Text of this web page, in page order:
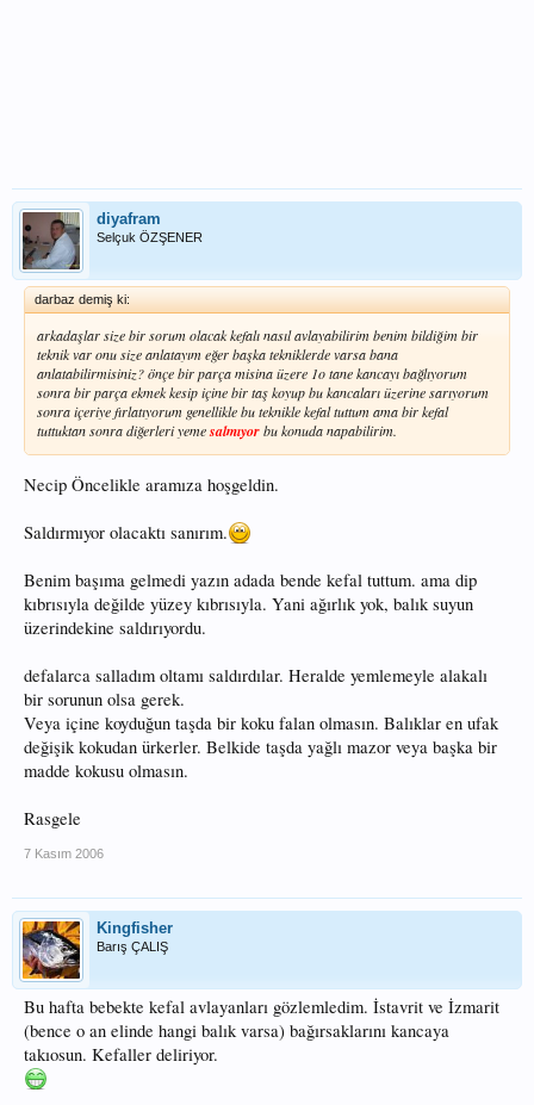
diyafram
Selçuk ÖZŞENER
darbaz demiş ki:
arkadaşlar size bir sorum olacak kefalı nasıl avlayabilirim benim bildiğim bir
teknik var onu size anlatayım eğer başka tekniklerde varsa bana
anlatabilirmisiniz? önçe bir parça misina üzere 1o tane kancayı bağlıyorum
sonra bir parça ekmek kesip içine bir taş koyup bu kancaları üzerine sarıyorum
sonra içeriye fırlatıyorum genellikle bu teknikle kefal tuttum ama bir kefal
tuttuktan sonra diğerleri yemesalmıyorbu konuda napabilirim.
Necip Öncelikle aramıza hoşgeldin.
Saldırmıyor olacaktı sanırım.
Benim başıma gelmedi yazın adada bende kefal tuttum. ama dip
kıbrısıyla değilde yüzey kıbrısıyla. Yani ağırlık yok, balık suyun
üzerindekine saldırıyordu.
defalarca salladım oltamı saldırdılar. Heralde yemlemeyle alakalı
bir sorunun olsa gerek.
Veya içine koyduğun taşda bir koku falan olmasın. Balıklar en ufak
değişik kokudan ürkerler. Belkide taşda yağlı mazor veya başka bir
madde kokusu olmasın.
Rasgele
7 Kasım 2006
Kingfisher
Barış ÇALIŞ
Bu hafta bebekte kefal avlayanları gözlemledim. İstavrit ve İzmarit
(bence o an elinde hangi balık varsa) bağırsaklarını kancaya
takıosun. Kefaller deliriyor.